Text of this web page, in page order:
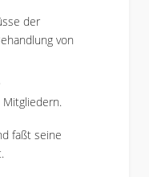
der
von
Mitgliedern.
faßt seine